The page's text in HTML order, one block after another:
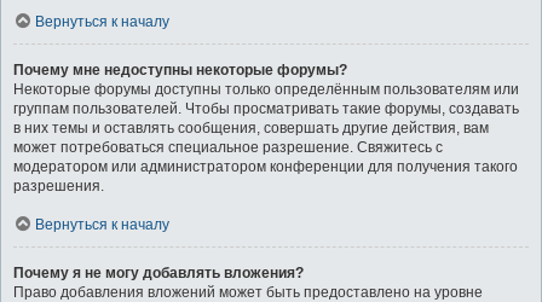
Вернуться к началу
Почему мне недоступны некоторые форумы?
Некоторые форумы доступны только определённым пользователям или
группам пользователей. Чтобы просматривать такие форумы, создавать
в них темы и оставлять сообщения, совершать другие действия, вам
может потребоваться специальное разрешение. Свяжитесь с
модератором или администратором конференции для получения такого
разрешения.
Вернуться к началу
Почему я не могу добавлять вложения?
Право добавления вложений может быть предоставлено на уровне